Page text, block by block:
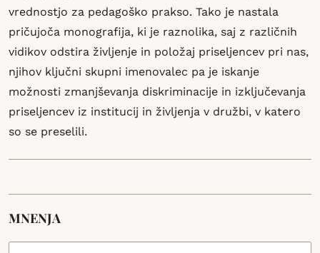
vrednostjo za pedagoško prakso. Tako je nastala
pričujoča monografija, ki je raznolika, saj z različnih
vidikov odstira življenje in položaj priseljencev pri nas,
njihov ključni skupni imenovalec pa je iskanje
možnosti zmanjševanja diskriminacije in izključevanja
priseljencev iz institucij in življenja v družbi, v katero
so se preselili.
MNENJA